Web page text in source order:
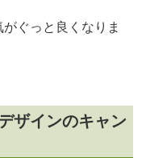
ぐっと良くなりま
ザインのキャン